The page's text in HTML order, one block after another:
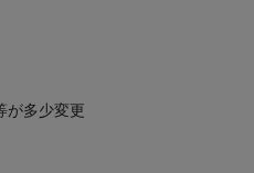
が多少変更